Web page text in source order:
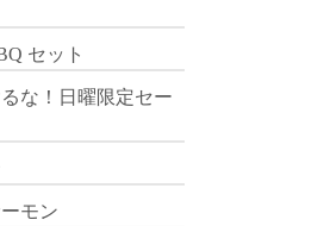
セット
な！日曜限定セー
モン